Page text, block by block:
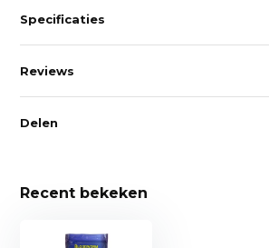
Specificaties
Reviews
Delen
Recent bekeken